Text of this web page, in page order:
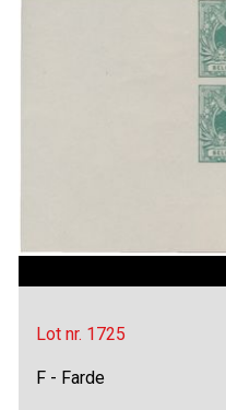
Lot nr. 1725
F - Farde